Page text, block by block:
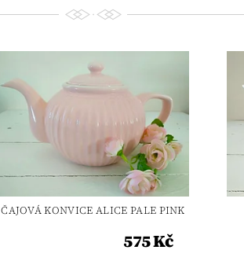
ČAJOVÁ KONVICE ALICE PALE PINK
575 Kč